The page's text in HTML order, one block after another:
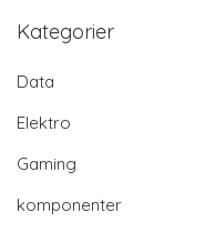
Kategorier
Data
Elektro
Gaming
komponenter